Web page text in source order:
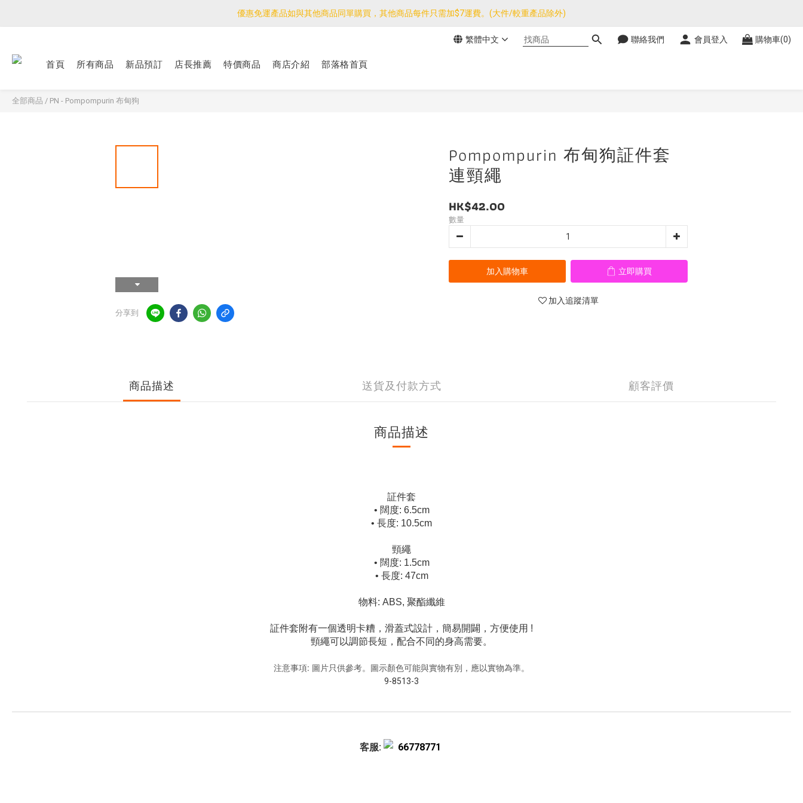
優惠免運產品如與其他商品同單購買，其他商品每件只需加$7運費。(大件/較重產品除外)
優惠免運產品如與其他商品同單購買，其他商品每件只需加$7運費。(大件/較重產品除外)
<公告>感謝支持！我們團隊由30/7~12/8外訪搜羅新產品，期間網店訂單處理及客服服務暫停，門市正常營業。
優惠免運產品如與其他商品同單購買，其他商品每件只需加$7運費。(大件/較重產品除外)
繁體中文 聯絡我們 會員登入 購物車(0)
首頁 所有商品 新品預訂 店長推薦 特價商品 商店介紹 部落格首頁
全部商品 / PN - Pompompurin 布甸狗
分享到
Pompompurin 布甸狗証件套
連頸繩
HK$42.00
數量
加入購物車 立即購買
加入追蹤清單
商品描述 送貨及付款方式 顧客評價
商品描述
証件套
• 闊度: 6.5cm
• 長度: 10.5cm
頸繩
• 闊度: 1.5cm
• 長度: 47cm
物料: ABS, 聚酯纖維
証件套附有一個透明卡糟，滑蓋式設計，簡易開闢，方便使用 !
頸繩可以調節長短，配合不同的身高需要。
注意事項: 圖片只供參考。圖示顏色可能與實物有別，應以實物為準。
9-8513-3
客服: 66778771